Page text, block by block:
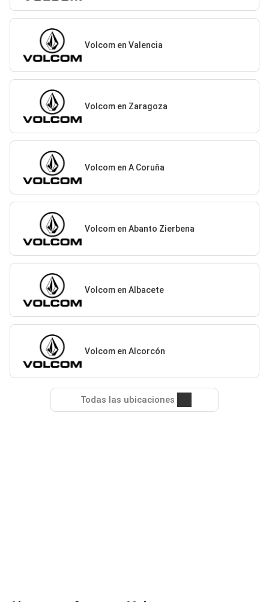
Volcom en Valencia
Volcom en Zaragoza
Volcom en A Coruña
Volcom en Abanto Zierbena
Volcom en Albacete
Volcom en Alcorcón
Todas las ubicaciones